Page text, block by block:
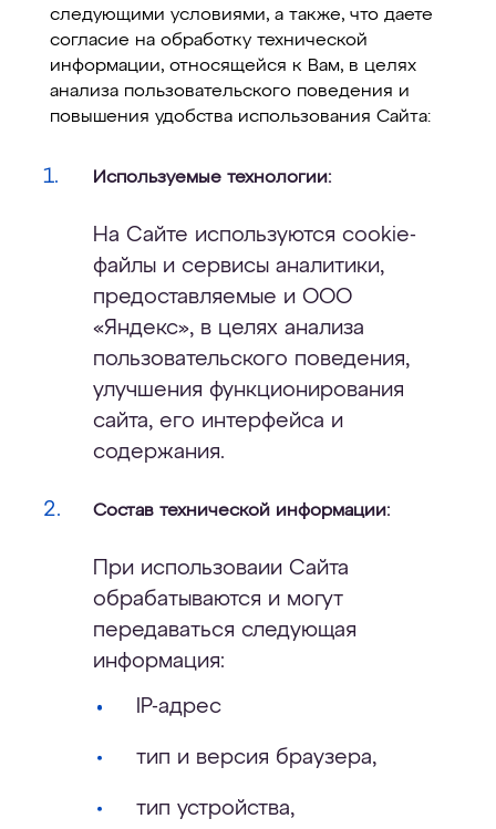
следующими условиями, а также, что даете
согласие на обработку технической
информации, относящейся к Вам, в целях
анализа пользовательского поведения и
повышения удобства использования Сайта:
Используемые технологии:
На Сайте используются cookie-
файлы и сервисы аналитики,
предоставляемые и ООО
«Яндекс», в целях анализа
пользовательского поведения,
улучшения функционирования
сайта, его интерфейса и
содержания.
Состав технической информации:
При использоваии Сайта
обрабатываются и могут
передаваться следующая
информация:
IP-адрес
тип и версия браузера,
тип устройства,